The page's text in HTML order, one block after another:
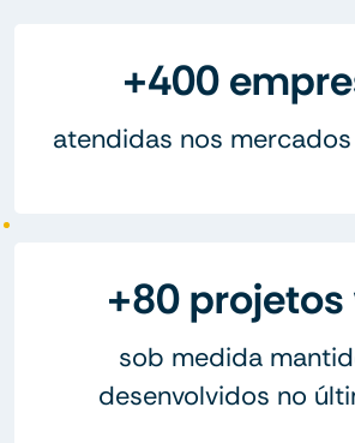
+400
atendidas nos mercados
+80 projetos
sob medida
desenvolvidos no